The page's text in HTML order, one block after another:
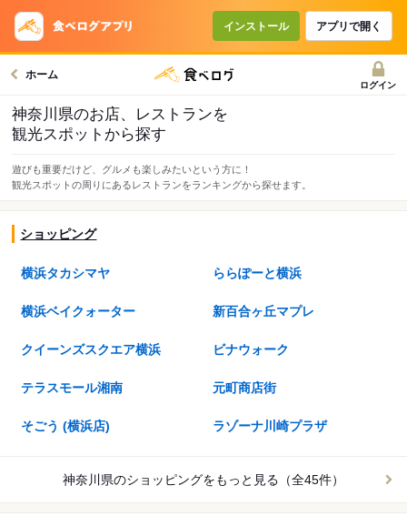
インストール アプリで開く
ホーム
ログイン
神奈川県のお店、レストランを
観光スポットから探す
遊びも重要だけど、グルメも楽しみたいという方に！
観光スポットの周りにあるレストランをランキングから探せます。
ショッピング
横浜タカシマヤ ららぽーと横浜
横浜ベイクォーター 新百合ヶ丘マプレ
クイーンズスクエア横浜 ビナウォーク
テラスモール湘南 元町商店街
そごう (横浜店) ラゾーナ川崎プラザ
神奈川県のショッピングをもっと見る（全45件）